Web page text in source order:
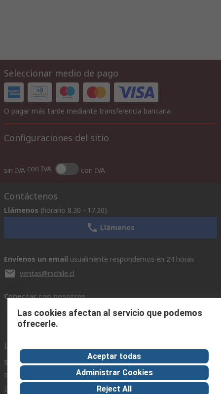
Seleccionar medio de pago
O pagar más tarde mediante transferencia bancaria
Configuraciones del sitio
sin IVA con IVA con IVA
Contáctenos
Llámenos (horario 8.30 - 17.30)
Llámenos
Envíenos un email usualmente respondemos en 24 horas
ventas@rschile.cl
Conectar con nosotros
Links de ayuda
Servicios
Registrarse
Entrega
Acerca de RS
Acerca de RS
En el mundo
Industria
Zona Industria
Las cookies afectan al servicio que podemos
ofrecerle.
Aceptar todas
Administrar Cookies
Reject All